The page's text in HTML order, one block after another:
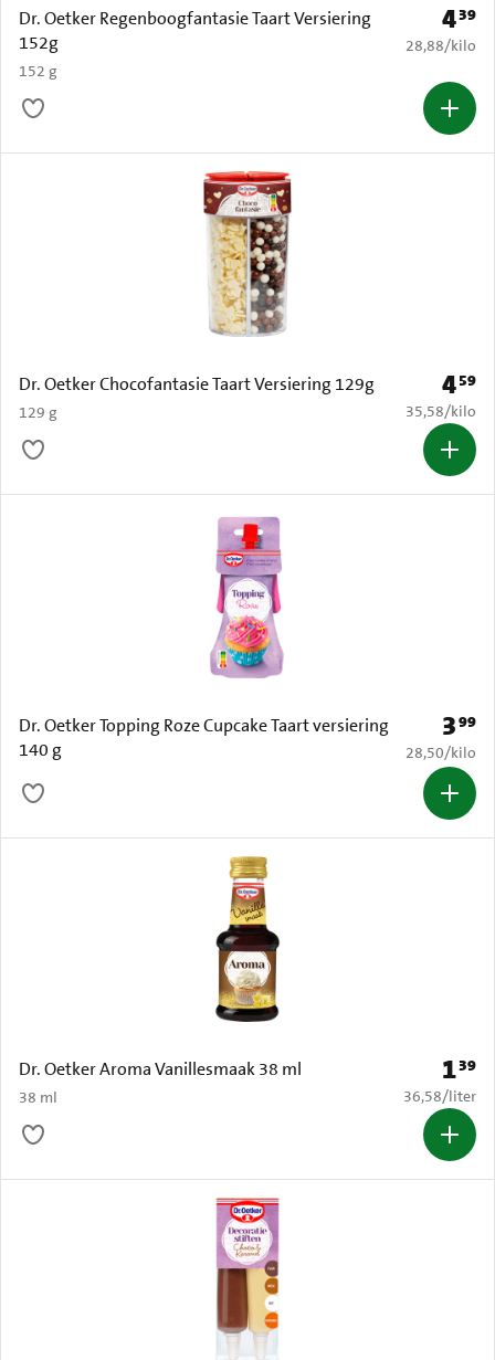
Dr. Oetker Regenboogfantasie Taart Versiering
152g
152 g
Prijs:
439
€ 28,88 per
28,88/kilo
Dr. Oetker Chocofantasie Taart Versiering 129g
129 g
Prijs:
459
€ 35,58 per
35,58/kilo
Dr. Oetker Topping Roze Cupcake Taart versiering
140 g
Prijs:
399
€ 28,50 per
28,50/kilo
Dr. Oetker Aroma Vanillesmaak 38 ml
38 ml
Prijs:
139
€ 36,58 per
36,58/liter